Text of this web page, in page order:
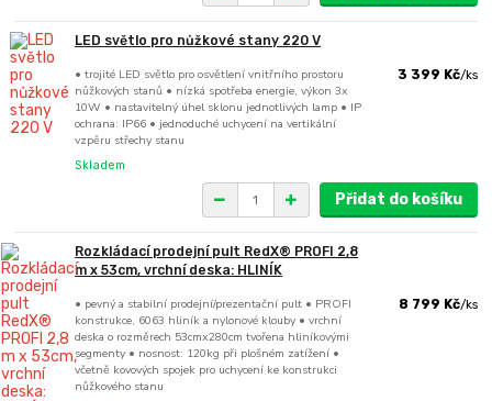
LED světlo pro nůžkové stany 220 V
• trojité LED světlo pro osvětlení vnitřního prostoru
nůžkových stanů • nízká spotřeba energie, výkon 3x
10W • nastavitelný úhel sklonu jednotlivých lamp • IP
ochrana: IP66 • jednoduché uchycení na vertikální
vzpěru střechy stanu
3 399 Kč/ks
Skladem
Přidat do košíku
Rozkládací prodejní pult RedX® PROFI 2,8
m x 53cm, vrchní deska: HLINÍK
• pevný a stabilní prodejní/prezentační pult • PROFI
konstrukce, 6063 hliník a nylonové klouby • vrchní
deska o rozměrech 53cmx280cm tvořena hliníkovými
segmenty • nosnost: 120kg při plošném zatížení •
včetně kovových spojek pro uchycení ke konstrukci
nůžkového stanu
8 799 Kč/ks